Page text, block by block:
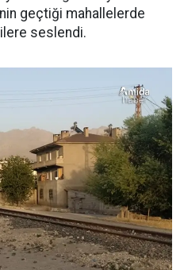
geçtiği mahallelerde
seslendi.